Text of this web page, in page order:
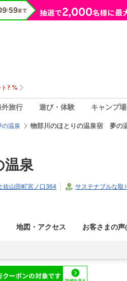
外旅行 遊び・体験 キャンプ場
の温泉 物部川のほとりの温泉宿 夢の
泉
佐山田町宮ノ口364 サステナブルな取
地図・アクセス お客さまの声(